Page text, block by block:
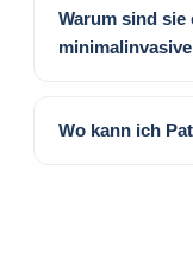
Warum sind sie
Wo kann ich